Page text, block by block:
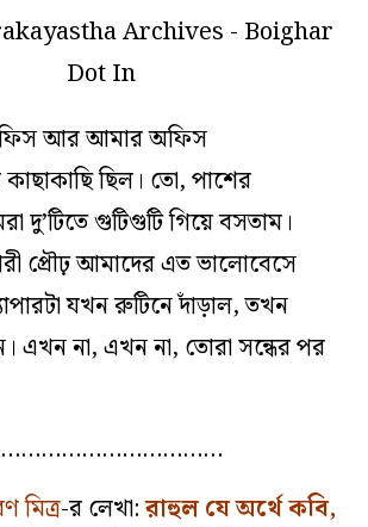
আর আমার অফিস
ছিল। তো, পাশের
দু’টিতে গুটিগুটি গিয়ে বসতাম।
প্রৌঢ় আমাদের এত ভালোবেসে
যখন রুটিনে দাঁড়াল, তখন
এখন না, এখন না, তোরা সন্ধের পর
মিত্র-র লেখা:রাহুল যে অর্থে কবি,